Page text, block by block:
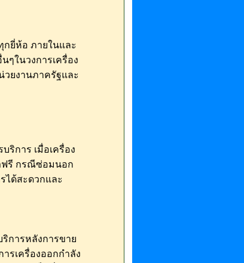
กยี่ห้อ ภายในและ
ๆในวงการเครื่อง
วยงานภาครัฐและ
ริการ เมื่อเครื่อง
ฟรี กรณีซ่อมนอก
ได้สะดวกและ
การหลังการขาย
รเครื่องออกกำลัง